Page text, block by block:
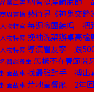
產業風雲
商周書摘 藝術界《神鬼交
人物特寫 每週揪團練唱 把
人物特寫 挽袖洗菜辦桌高
人物特寫 導演瞿友寧 跟
名醫談養生 怎樣不在春節鬧
封面故事 找最強對手 搏出
封面故事 荒地蓋餐廳 2年